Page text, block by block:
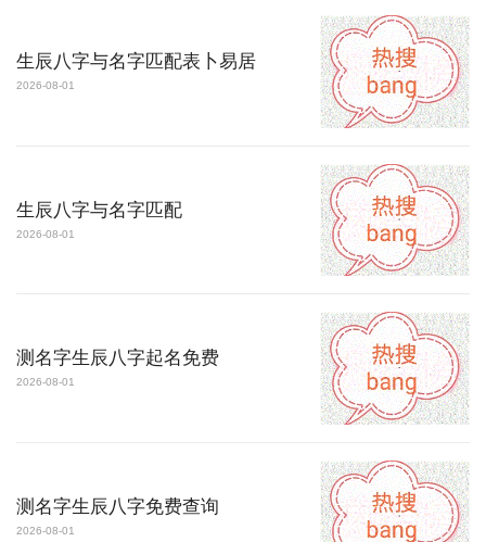
生辰八字与名字匹配表卜易居
2026-08-01
生辰八字与名字匹配
2026-08-01
测名字生辰八字起名免费
2026-08-01
测名字生辰八字免费查询
2026-08-01